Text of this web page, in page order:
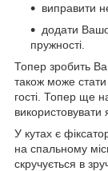
виправити
додати
пружності.
Топер зробить
також може
гості. Топер ще
використовувати
У кутах є
на спальному
скручується в